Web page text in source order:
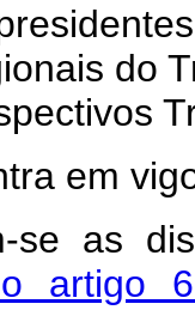
do
em
se as
artigo